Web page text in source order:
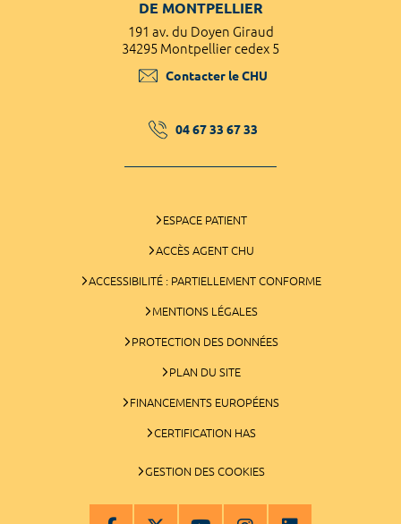
DE MONTPELLIER
191 av. du Doyen Giraud
34295 Montpellier cedex 5
Contacter le CHU
04 67 33 67 33
ESPACE PATIENT
ACCÈS AGENT CHU
ACCESSIBILITÉ : PARTIELLEMENT CONFORME
MENTIONS LÉGALES
PROTECTION DES DONNÉES
PLAN DU SITE
FINANCEMENTS EUROPÉENS
CERTIFICATION HAS
GESTION DES COOKIES